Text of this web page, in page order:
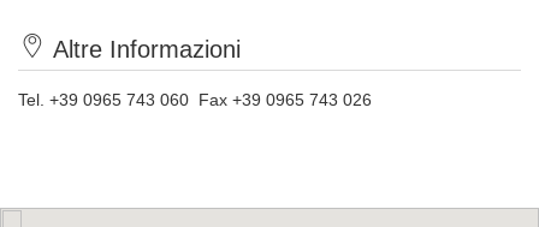
Altre Informazioni
Tel. +39 0965 743 060 Fax +39 0965 743 026